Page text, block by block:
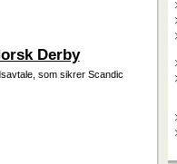
Derby
som sikrer Scandic